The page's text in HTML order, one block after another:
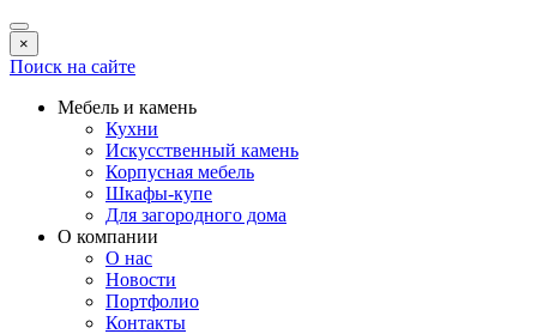
×
Поиск на сайте
Мебель и камень
Кухни
Искусственный камень
Корпусная мебель
Шкафы-купе
Для загородного дома
О компании
О нас
Новости
Портфолио
Контакты